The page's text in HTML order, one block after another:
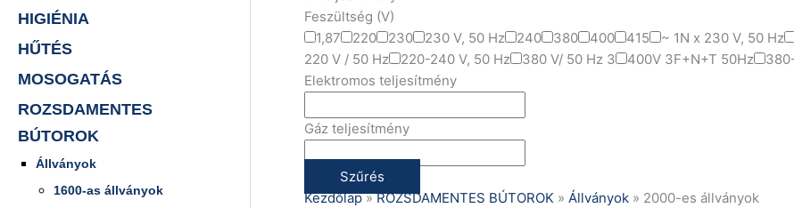
HIGIÉNIA
HŰTÉS
MOSOGATÁS
ROZSDAMENTES
BÚTOROK
Állványok
1600-as állványok
Feszültség (V)
1,87
220 230 230 V, 50 Hz 240 380 400 415 ~ 1N x 230 V, 50 Hz
220 V / 50 Hz
220-240 V, 50 Hz 380 V/ 50 Hz 3 400V 3F+N+T 50Hz
Elektromos teljesítmény
Gáz teljesítmény
Szűrés
Kezdőlap»ROZSDAMENTES BÚTOROK» Állványok» 2000-es állványok